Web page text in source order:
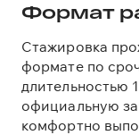
Формат
Стажировка
формате по
длительностью
официальную
комфортно